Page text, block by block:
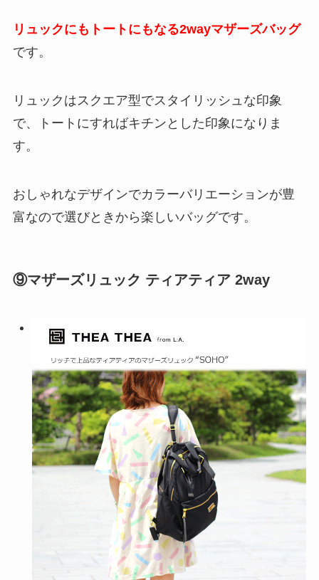
リュックにもトートにもなる2wayマザーズバッグ
です。
リュックはスクエア型でスタイリッシュな印象
で、トートにすればキチンとした印象になりま
す。
おしゃれなデザインでカラーバリエーションが豊
富なので選びときから楽しいバッグです。
⑨マザーズリュック ティアティア 2way